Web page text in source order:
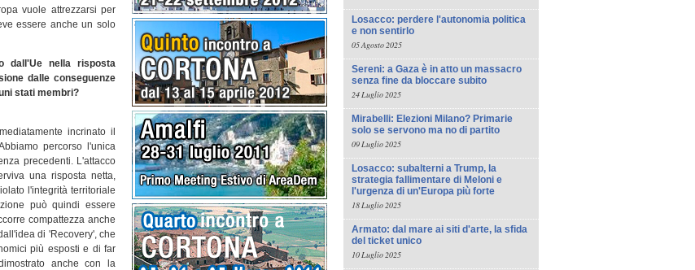
vuole attrezzarsi per
essere anche un solo
dall'Ue nella risposta
dalle conseguenze
stati membri?
incrinato il
percorso l'unica
precedenti. L'attacco
una risposta netta,
l'integrità territoriale
può quindi essere
compattezza anche
di 'Recovery', che
più esposti e di far
anche con la
Losacco: perdere l'autonomia politica
e non sentirlo
05 Agosto 2025
Sereni: a Gaza è in atto un massacro
senza fine da bloccare subito
24 Luglio 2025
Mirabelli: Elezioni Milano? Primarie
solo se servono ma no di partito
09 Luglio 2025
Losacco: subalterni a Trump, la
strategia fallimentare di Meloni e
l'urgenza di un'Europa più forte
18 Luglio 2025
Armato: dal mare ai siti d'arte, la sfida
del ticket unico
10 Luglio 2025